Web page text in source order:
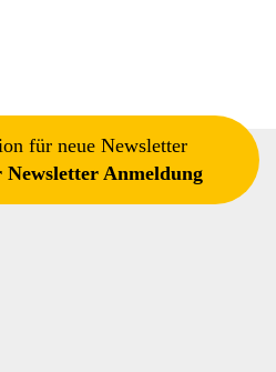
für neue Newsletter
Newsletter Anmeldung